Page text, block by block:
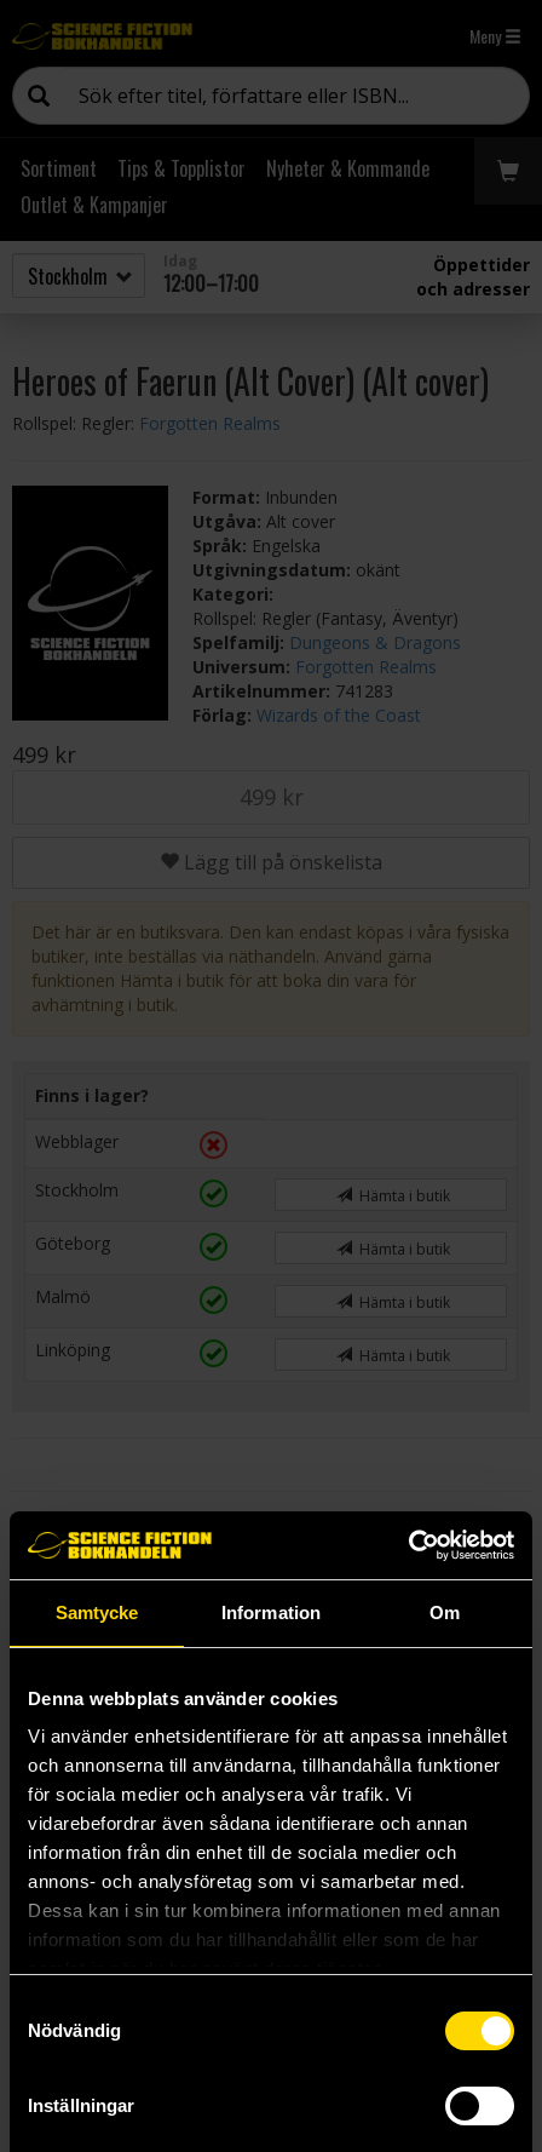
Samtycke Information Om
Denna webbplats använder cookies
Vi använder enhetsidentifierare för att anpassa innehållet
och annonserna till användarna, tillhandahålla funktioner
för sociala medier och analysera vår trafik. Vi
vidarebefordrar även sådana identifierare och annan
information från din enhet till de sociala medier och
annons- och analysföretag som vi samarbetar med.
Dessa kan i sin tur kombinera informationen med annan
information som du har tillhandahållit eller som de har
Nödvändig
Inställningar
Meny
Sortiment Tips & Topplistor
Nyheter & Kommande
Outlet & Kampanjer
12:00–17:00
Öppettider
och adresser
Heroes of Faerun (Alt Cover) (Alt cover)
Rollspel: Regler: Forgotten Realms
Format: Inbunden
Utgåva:Alt cover
Språk: Engelska
Utgivningsdatum: okänt
Kategori:
Rollspel: Regler (Fantasy, Äventyr)
Spelfamilj: Dungeons & Dragons
Universum: Forgotten Realms
Artikelnummer: 741283
Förlag:Wizards of the Coast
499 kr
499 kr
Lägg till på önskelista
Det här är en butiksvara. Den kan endast köpas i våra fysiska
butiker, inte beställas via näthandeln. Använd gärna
funktionen Hämta i butik för att boka din vara för
avhämtning i butik.
Finns i lager?
Webblager
Stockholm Hämta i butik
Göteborg Hämta i butik
Malmö Hämta i butik
Linköping Hämta i butik
Mer från Wizards of the Coast
99 kr
Beställ